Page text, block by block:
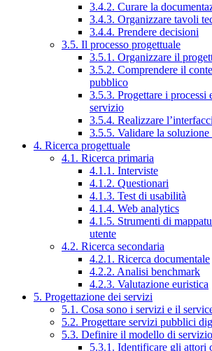
3.4.2. Curare la
3.4.3. Organizzare tavoli
3.4.4. Prendere decisioni
3.5. Il processo progettuale
3.5.1. Organizzare il
3.5.2. Comprendere il
pubblico
3.5.3. Progettare i processi
servizio
3.5.4. Realizzare
3.5.5. Validare la soluzione
4. Ricerca progettuale
4.1. Ricerca primaria
4.1.1. Interviste
4.1.2. Questionari
4.1.3. Test di usabilità
4.1.4. Web analytics
4.1.5. Strumenti di
utente
4.2. Ricerca secondaria
4.2.1. Ricerca documentale
4.2.2. Analisi benchmark
4.2.3. Valutazione euristica
5. Progettazione dei servizi
5.1. Cosa sono i servizi e il
5.2. Progettare servizi pubblici
5.3. Definire il modello di servizio
5.3.1. Identificare gli attori